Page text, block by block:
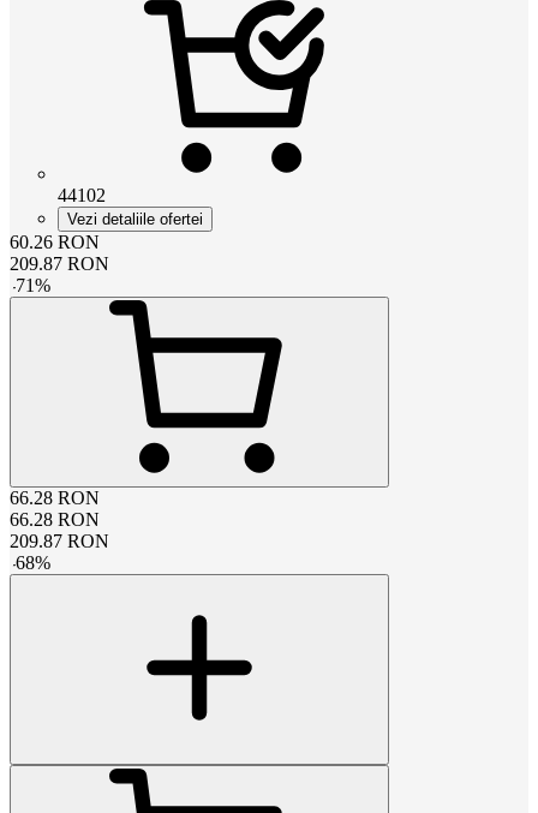
44102
Vezi detaliile ofertei
60.26 RON
209.87 RON
-71%
66.28 RON
66.28 RON
209.87 RON
-68%